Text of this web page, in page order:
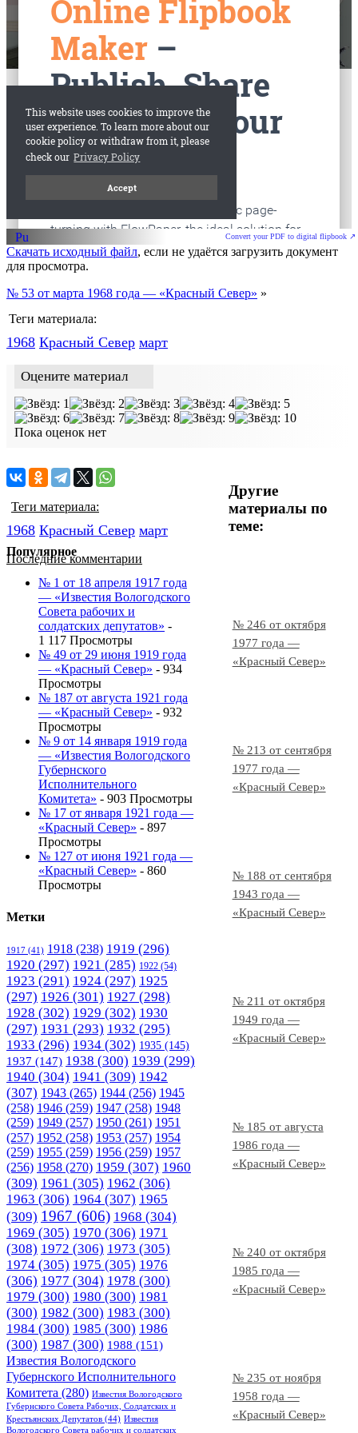
старые газеты
Convert your PDF to digital flipbook ↗
Скачать исходный файл, если не удаётся загрузить документ
для просмотра.
№ 53 от марта 1968 года — «Красный Север» »
Теги материала:
1968 Красный Cевер март
Оцените материал
Пока оценок нет
Другие
материалы по
теме:
№ 246 от октября
1977 года —
«Красный Север»
№ 213 от сентября
1977 года —
«Красный Север»
№ 188 от сентября
1943 года —
«Красный Север»
№ 211 от октября
1949 года —
«Красный Север»
№ 185 от августа
1986 года —
«Красный Север»
№ 240 от октября
1985 года —
«Красный Север»
№ 235 от ноября
1958 года —
«Красный Север»
Теги материала:
1968 Красный Cевер март
Последние комментарии
Популярное
№ 1 от 18 апреля 1917 года
— «Известия Вологодского
Совета рабочих и
солдатских депутатов» -
1 117 Просмотры
№ 49 от 29 июня 1919 года
— «Красный Север» - 934
Просмотры
№ 187 от августа 1921 года
— «Красный Север» - 932
Просмотры
№ 9 от 14 января 1919 года
— «Известия Вологодского
Губернского
Исполнительного
Комитета» - 903 Просмотры
№ 17 от января 1921 года —
«Красный Север» - 897
Просмотры
№ 127 от июня 1921 года —
«Красный Север» - 860
Просмотры
Метки
1917 (41) 1918 (238) 1919 (296)
1920 (297) 1921 (285) 1922 (54)
1923 (291) 1924 (297) 1925
(297) 1926 (301) 1927 (298)
1928 (302) 1929 (302) 1930
(297) 1931 (293) 1932 (295)
1933 (296) 1934 (302) 1935 (145)
1937 (147) 1938 (300) 1939 (299)
1940 (304) 1941 (309) 1942
(307) 1943 (265) 1944 (256) 1945
(258) 1946 (259) 1947 (258) 1948
(259) 1949 (257) 1950 (261) 1951
(257) 1952 (258) 1953 (257) 1954
(259) 1955 (259) 1956 (259) 1957
(256) 1958 (270) 1959 (307) 1960
(309) 1961 (305) 1962 (306)
1963 (306) 1964 (307) 1965
(309) 1967 (606) 1968 (304)
1969 (305) 1970 (306) 1971
(308) 1972 (306) 1973 (305)
1974 (305) 1975 (305) 1976
(306) 1977 (304) 1978 (300)
1979 (300) 1980 (300) 1981
(300) 1982 (300) 1983 (300)
1984 (300) 1985 (300) 1986
(300) 1987 (300) 1988 (151)
Известия Вологодского
Губернского Исполнительного
Комитета (280) Известия Вологодского
Губернского Совета Рабочих, Солдатских и
Крестьянских Депутатов (44) Известия
Вологодского Совета рабочих и солдатских